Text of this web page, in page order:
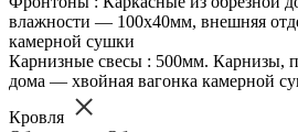
влажности — 100х40мм, внешняя
камерной сушки
Карнизные свесы : 500мм. Карнизы,
дома — хвойная вагонка камерной
Кровля